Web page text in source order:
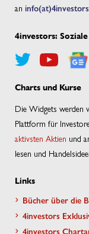
an
4investors:
Charts und Kurse
Die Widgets werden
Plattform für
aktivsten Aktien und
lesen und
Links
Bücher über die
4investors
4investors